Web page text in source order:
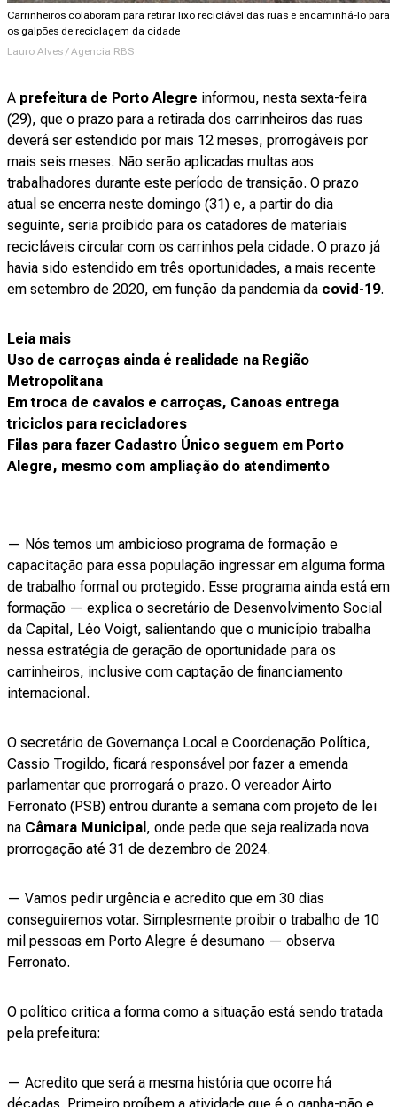
Carrinheiros colaboram para retirar lixo reciclável das ruas e encaminhá-lo para
os galpões de reciclagem da cidade
Lauro Alves / Agencia RBS
A prefeitura de Porto Alegre informou, nesta sexta-feira
(29), que o prazo para a retirada dos carrinheiros das ruas
deverá ser estendido por mais 12 meses, prorrogáveis por
mais seis meses. Não serão aplicadas multas aos
trabalhadores durante este período de transição. O prazo
atual se encerra neste domingo (31) e, a partir do dia
seguinte, seria proibido para os catadores de materiais
recicláveis circular com os carrinhos pela cidade. O prazo já
havia sido estendido em três oportunidades, a mais recente
em setembro de 2020, em função da pandemia da covid-19.
Leia mais
Uso de carroças ainda é realidade na Região
Metropolitana
Em troca de cavalos e carroças, Canoas entrega
triciclos para recicladores
Filas para fazer Cadastro Único seguem em Porto
Alegre, mesmo com ampliação do atendimento
— Nós temos um ambicioso programa de formação e
capacitação para essa população ingressar em alguma forma
de trabalho formal ou protegido. Esse programa ainda está em
formação — explica o secretário de Desenvolvimento Social
da Capital, Léo Voigt, salientando que o município trabalha
nessa estratégia de geração de oportunidade para os
carrinheiros, inclusive com captação de financiamento
internacional.
O secretário de Governança Local e Coordenação Política,
Cassio Trogildo, ficará responsável por fazer a emenda
parlamentar que prorrogará o prazo. O vereador Airto
Ferronato (PSB) entrou durante a semana com projeto de lei
na Câmara Municipal , onde pede que seja realizada nova
prorrogação até 31 de dezembro de 2024.
— Vamos pedir urgência e acredito que em 30 dias
conseguiremos votar. Simplesmente proibir o trabalho de 10
mil pessoas em Porto Alegre é desumano — observa
Ferronato.
O político critica a forma como a situação está sendo tratada
pela prefeitura:
— Acredito que será a mesma história que ocorre há